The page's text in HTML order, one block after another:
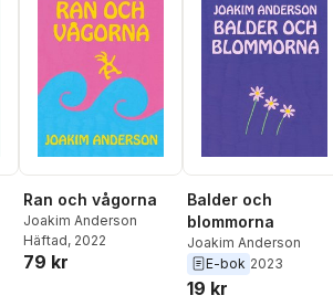
Ran och vågorna
Joakim Anderson
Häftad, 2022
79 kr
Balder och
blommorna
Joakim Anderson
E-bok 2023
19 kr